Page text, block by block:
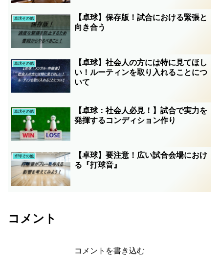
卓球その他
【卓球】保存版！試合における緊張と
向き合う
卓球その他
【卓球】社会人の方には特に見てほし
い！ルーティンを取り入れることにつ
いて
卓球その他
【卓球：社会人必見！】試合で実力を
発揮するコンディション作り
卓球その他
【卓球】要注意！広い試合会場におけ
る『打球音』
コメント
コメントを書き込む